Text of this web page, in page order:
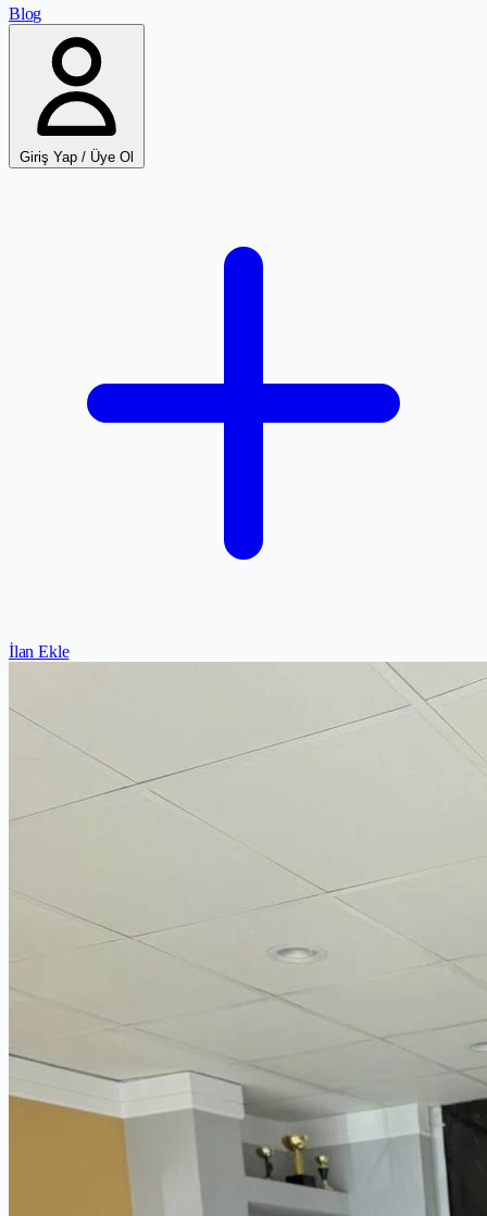
Blog
Giriş Yap / Üye Ol
İlan Ekle